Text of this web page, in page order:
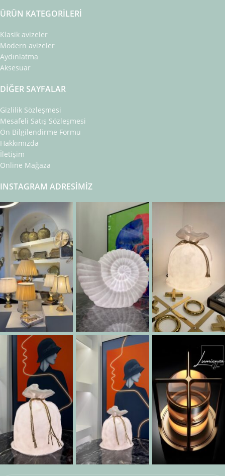
ÜRÜN KATEGORILERI
Klasik avizeler
Modern avizeler
Aydınlatma
Aksesuar
DIĞER SAYFALAR
Gizlilik Sözleşmesi
Mesafeli Satış Sözleşmesi
Ön Bilgilendirme Formu
Hakkımızda
İletişim
Online Mağaza
INSTAGRAM ADRESIMIZ